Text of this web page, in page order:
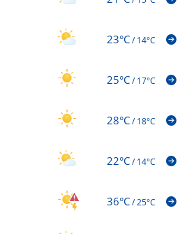
23°C/14°C
25°C/17°C
28°C/18°C
22°C/14°C
36°C/25°C